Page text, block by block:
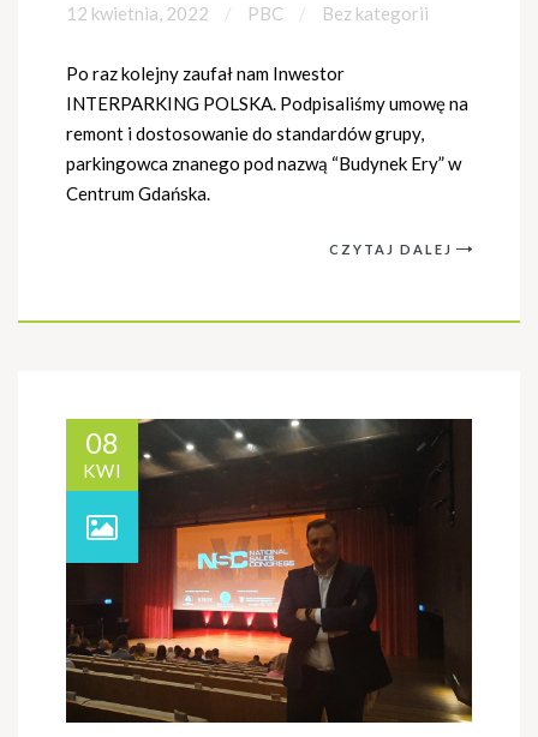
12 kwietnia, 2022 PBC Bez kategorii
Po raz kolejny zaufał nam Inwestor
INTERPARKING POLSKA. Podpisaliśmy umowę na
remont i dostosowanie do standardów grupy,
parkingowca znanego pod nazwą “Budynek Ery” w
Centrum Gdańska.
CZYTAJ DALEJ
08
KWI